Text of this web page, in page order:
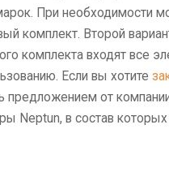
При необходимости
комплект. Второй
комплекта входят все
Если вы хотите
предложением от
Neptun, в состав